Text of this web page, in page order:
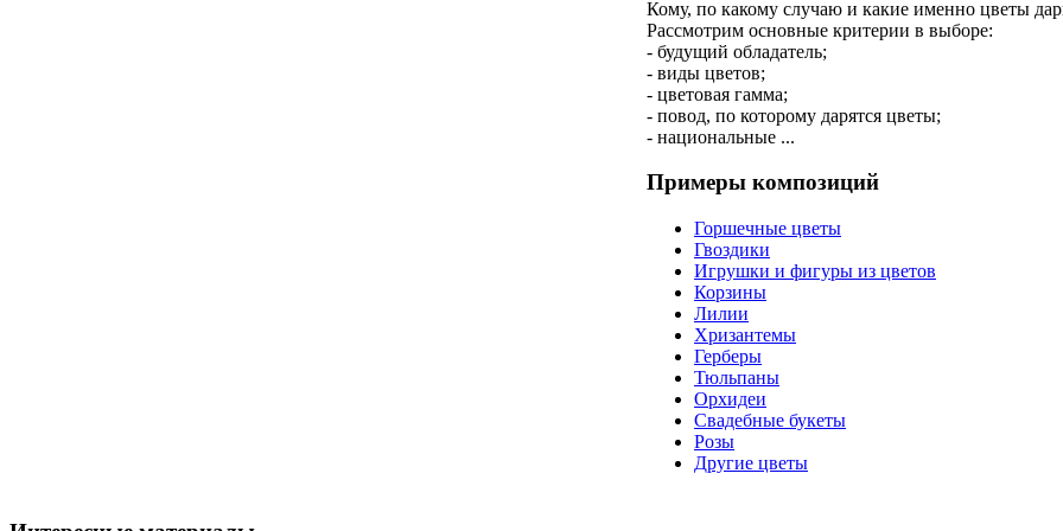
Кому, по какому случаю и какие именно цветы
Рассмотрим основные критерии в выборе:
- будущий обладатель;
- виды цветов;
- цветовая гамма;
- повод, по которому дарятся цветы;
- национальные ...
Примеры композиций
Горшечные цветы
Гвоздики
Игрушки и фигуры из цветов
Корзины
Лилии
Хризантемы
Герберы
Тюльпаны
Орхидеи
Свадебные букеты
Розы
Другие цветы